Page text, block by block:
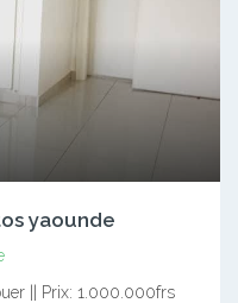
yaounde
|| Prix: 1.000.000frs